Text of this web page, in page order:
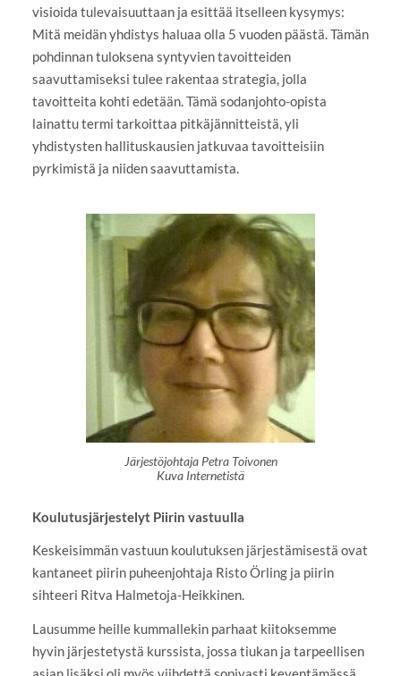
visioida tulevaisuuttaan ja esittää itselleen kysymys:
Mitä meidän yhdistys haluaa olla 5 vuoden päästä. Tämän
pohdinnan tuloksena syntyvien tavoitteiden
saavuttamiseksi tulee rakentaa strategia, jolla
tavoitteita kohti edetään. Tämä sodanjohto-opista
lainattu termi tarkoittaa pitkäjännitteistä, yli
yhdistysten hallituskausien jatkuvaa tavoitteisiin
pyrkimistä ja niiden saavuttamista.
Järjestöjohtaja Petra Toivonen
Kuva Internetistä
Koulutusjärjestelyt Piirin vastuulla
Keskeisimmän vastuun koulutuksen järjestämisestä ovat
kantaneet piirin puheenjohtaja Risto Örling ja piirin
sihteeri Ritva Halmetoja-Heikkinen.
Lausumme heille kummallekin parhaat kiitoksemme
hyvin järjestetystä kurssista, jossa tiukan ja tarpeellisen